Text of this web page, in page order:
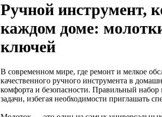
Ручной инструмент,
каждом доме:
ключей
В современном мире, где ремонт и мелкое
качественного ручного инструмента в
комфорта и безопасности. Правильный
задачи, избегая необходимости приглашать